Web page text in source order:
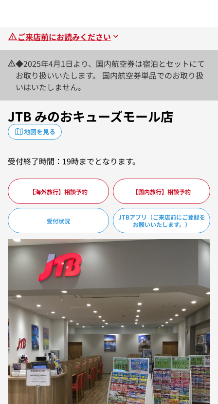
ご来店前にお読みください
◆2025年4月1日より、国内航空券は宿泊とセットにて
お取り扱いいたします。 国内航空券単品でのお取り扱
いはいたしません。
JTB みのおキューズモール店
地図を見る
受付終了時間：19時までとなります。
【海外旅行】相談予約 【国内旅行】相談予約
受付状況
JTBアプリ（ご来店前にご登録を
お願いいたします。）